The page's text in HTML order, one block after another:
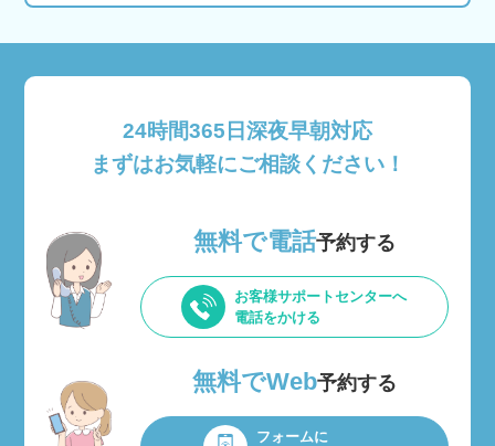
24時間365日深夜早朝対応
まずはお気軽にご相談ください！
無料で電話予約する
お客様サポートセンターへ
電話をかける
無料でWeb予約する
フォームに